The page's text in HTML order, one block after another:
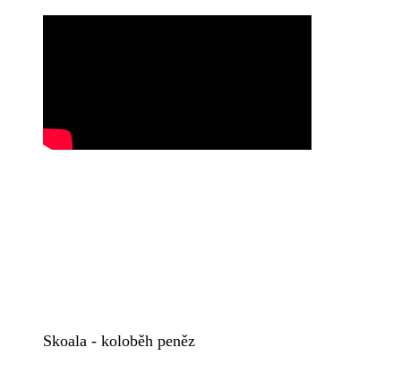
Skoala - koloběh peněz